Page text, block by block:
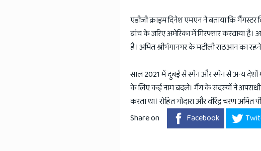
एडीजी क्राइम दिनेश एमएन ने बताया कि
ब्रांच के जरिए अमेरिका में गिरफ्तार करवाया
है। अमित श्रीगंगानगर के मटीली राठआन का
साल 2021 में दुबई से स्पेन और स्पेन से अन्य देशों
के लिए कई नाम बदले। गैंग के सदस्यों ने
करता था। रोहित गोदारा और वीरेंद्र चरण अमित
Share on
Facebook